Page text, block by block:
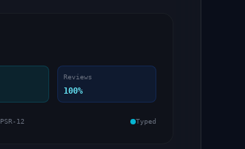
Reviews
100%
PSR-12 Typed